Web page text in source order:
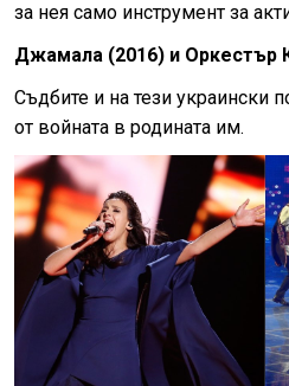
за нея само инструмент за
Джамала (2016) и Оркестър
Съдбите и на тези украински
от войната в родината им.